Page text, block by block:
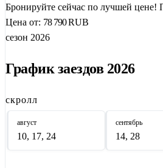
Бронируйте сейчас по лучшей цене!
Цена от: 78 790RUB
сезон 2026
График заездов 2026
скролл
август
10, 17, 24
сентябрь
14, 28